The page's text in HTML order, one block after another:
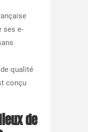
ses e-
qualité
conçu
de